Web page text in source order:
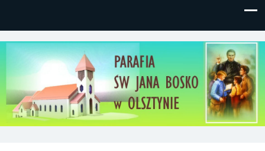
Parafia św, Jana Bosko w
Olsztynie
Gutkowo, ul. Żółkiewskiego 1